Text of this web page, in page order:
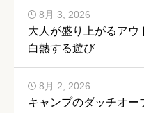
大人が盛り上がるアウ
白熱する遊び
8月 3, 2026
キャンプのダッチオー
8月 2, 2026